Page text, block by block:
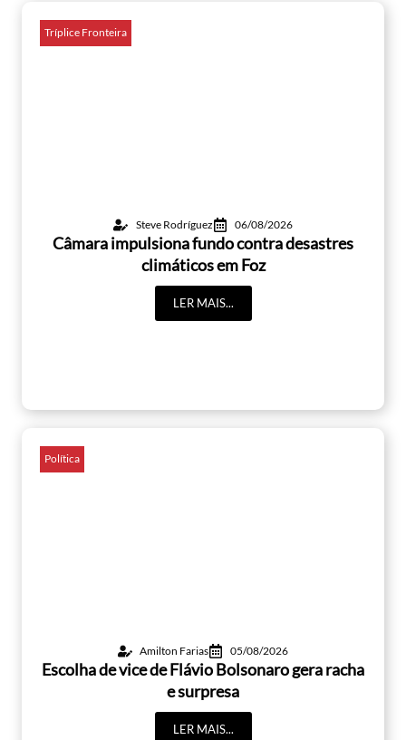
Tríplice Fronteira
Steve Rodríguez 06/08/2026
Câmara impulsiona fundo contra desastres
climáticos em Foz
LER MAIS...
Política
Amilton Farias 05/08/2026
Escolha de vice de Flávio Bolsonaro gera racha
e surpresa
LER MAIS...